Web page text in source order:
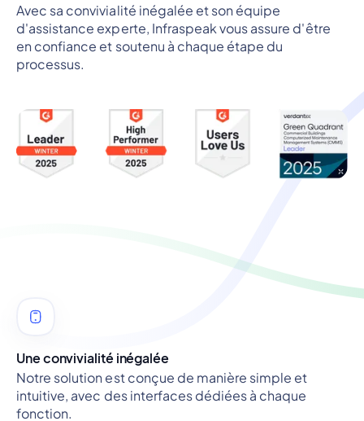
Avec sa convivialité inégalée et son équipe
d'assistance experte, Infraspeak vous assure d'être
en confiance et soutenu à chaque étape du
processus.
Une convivialité inégalée
Notre solution est conçue de manière simple et
intuitive, avec des interfaces dédiées à chaque
fonction.